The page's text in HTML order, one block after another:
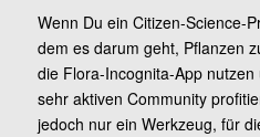
Wenn Du ein Citizen-Science-
dem es darum geht, Pflanzen
die Flora-Incognita-App
sehr aktiven Community
jedoch nur ein Werkzeug, für